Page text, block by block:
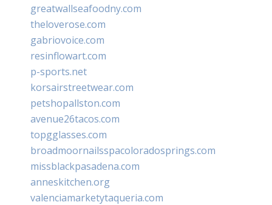
greatwallseafoodny.com
theloverose.com
gabriovoice.com
resinflowart.com
p-sports.net
korsairstreetwear.com
petshopallston.com
avenue26tacos.com
topgglasses.com
broadmoornailsspacoloradosprings.com
missblackpasadena.com
anneskitchen.org
valenciamarketytaqueria.com